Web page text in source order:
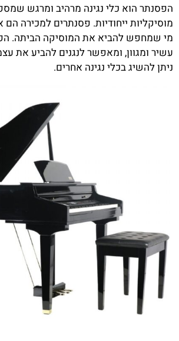
הפסנתר הוא כלי נגינה מרהיב ומרגש
מוסיקליות ייחודיות. פסנתרים למכירה
מי שמחפש להביא את המוסיקה הביתה.
עשיר ומגוון, ומאפשר לנגנים להביע את
ניתן להשיג בכלי נגינה אחרים.